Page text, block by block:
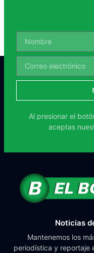
Al presionar el
aceptas
Noticias
Mantenemos los
periodística y reportaje